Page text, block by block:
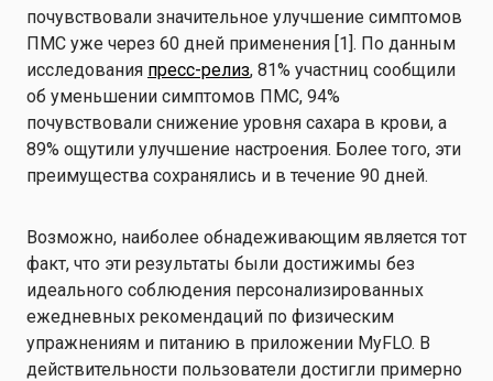
почувствовали значительное улучшение симптомов
ПМС уже через 60 дней применения [1]. По данным
исследования пресс-релиз, 81% участниц сообщили
об уменьшении симптомов ПМС, 94%
почувствовали снижение уровня сахара в крови, а
89% ощутили улучшение настроения. Более того, эти
преимущества сохранялись и в течение 90 дней.
Возможно, наиболее обнадеживающим является тот
факт, что эти результаты были достижимы без
идеального соблюдения персонализированных
ежедневных рекомендаций по физическим
упражнениям и питанию в приложении MyFLO. В
действительности пользователи достигли примерно